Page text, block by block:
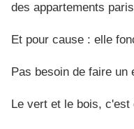
des appartements
Et pour cause : elle
Pas besoin de faire un
Le vert et le bois, c'est